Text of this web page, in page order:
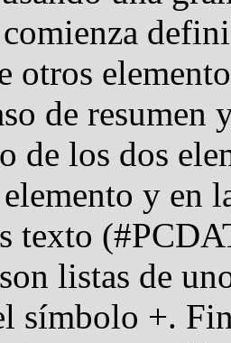
otros
de
de los dos
y en
texto
listas de
símbolo +.